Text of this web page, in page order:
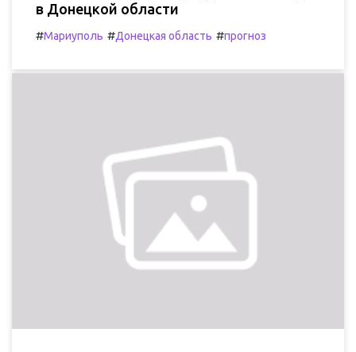
в Донецкой области
#Мариуполь #Донецкая область #прогноз